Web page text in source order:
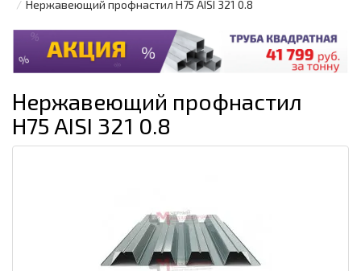
Нержавеющий профнастил H75 AISI 321 0.8
Нержавеющий профнастил
H75 AISI 321 0.8